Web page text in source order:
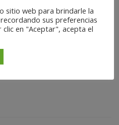
sitio web para brindarle la
sus preferencias
clic en "Aceptar", acepta el